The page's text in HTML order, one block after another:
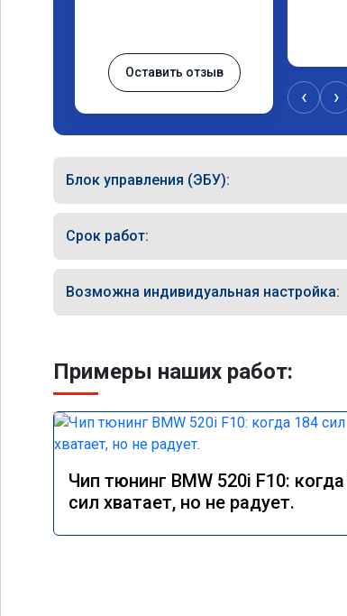
Оставить отзыв
‹ ›
Блок управления (ЭБУ):
Срок работ:
Возможна индивидуальная настройка:
Примеры наших работ:
Чип тюнинг BMW 520i F10:
сил хватает, но не радует.